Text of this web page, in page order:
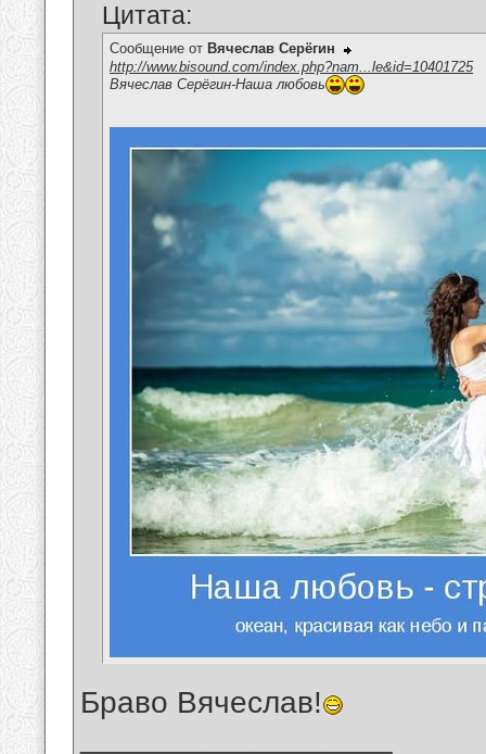
Цитата:
Сообщение от Вячеслав Серёгин
http://www.bisound.com/index.php?nam...le&id=10401725
Вячеслав Серёгин-Наша любовь
Браво Вячеслав!